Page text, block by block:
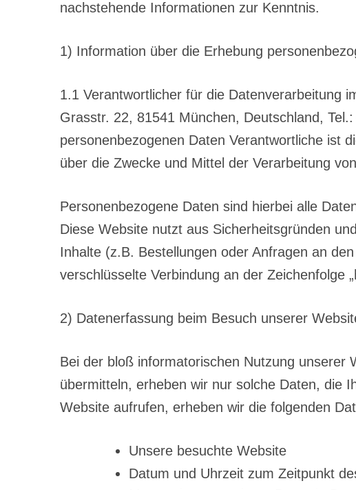
nachstehende Informationen zur Kenntnis.
1) Information über die Erhebung
1.1 Verantwortlicher für die Datenverarbeitung
Grasstr. 22, 81541 München, Deutschland,
personenbezogenen Daten Verantwortliche ist
über die Zwecke und Mittel der Verarbeitung
Personenbezogene Daten sind hierbei alle
Diese Website nutzt aus Sicherheitsgründen
Inhalte (z.B. Bestellungen oder Anfragen an
verschlüsselte Verbindung an der Zeichenfolge
2) Datenerfassung beim Besuch unserer
Bei der bloß informatorischen Nutzung unserer
übermitteln, erheben wir nur solche Daten, die
Website aufrufen, erheben wir die folgenden
Unsere besuchte Website
Datum und Uhrzeit zum Zeitpunkt